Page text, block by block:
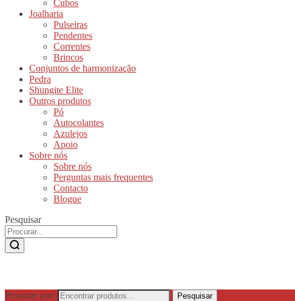
Cubos
Joalharia
Pulseiras
Pendentes
Correntes
Brincos
Conjuntos de harmonização
Pedra
Shungite Elite
Outros produtos
Pó
Autocolantes
Azulejos
Apoio
Sobre nós
Sobre nós
Perguntas mais frequentes
Contacto
Blogue
Pesquisar
Procurar por: Pesquisar